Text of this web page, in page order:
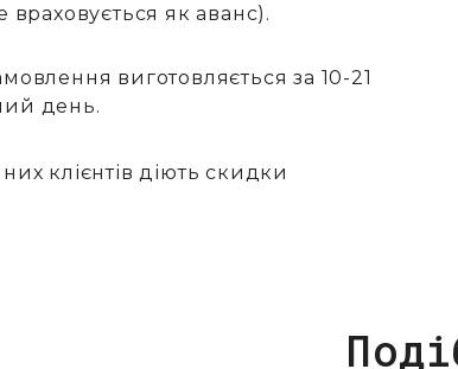
враховується як аванс).
виготовляється за 10-21
день.
клієнтів діють скидки